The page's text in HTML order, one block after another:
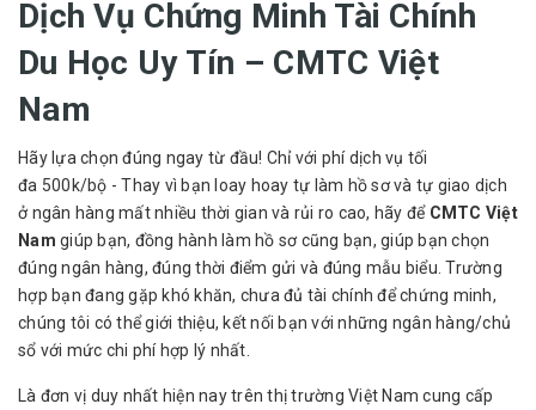
Dịch Vụ Chứng Minh Tài Chính
Du Học Uy Tín – CMTC Việt
Nam
Hãy lựa chọn đúng ngay từ đầu! Chỉ với phí dịch vụ tối
đa 500k/bộ - Thay vì bạn loay hoay tự làm hồ sơ và tự giao dịch
ở ngân hàng mất nhiều thời gian và rủi ro cao, hãy để CMTC Việt
Nam giúp bạn, đồng hành làm hồ sơ cũng bạn, giúp bạn chọn
đúng ngân hàng, đúng thời điểm gửi và đúng mẫu biểu. Trường
hợp bạn đang gặp khó khăn, chưa đủ tài chính để chứng minh,
chúng tôi có thể giới thiệu, kết nối bạn với những ngân hàng/chủ
sổ với mức chi phí hợp lý nhất.
Là đơn vị duy nhất hiện nay trên thị trường Việt Nam cung cấp